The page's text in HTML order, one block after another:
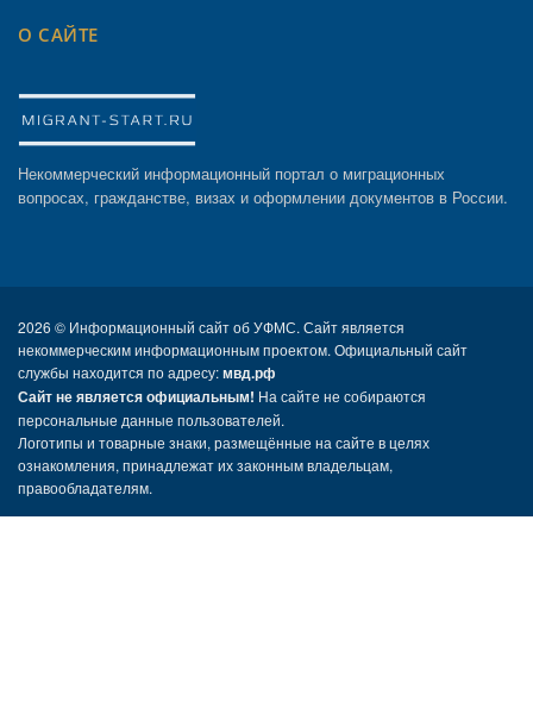
О САЙТЕ
Некоммерческий информационный портал о миграционных
вопросах, гражданстве, визах и оформлении документов в России.
2026 © Информационный сайт об УФМС. Сайт является
некоммерческим информационным проектом. Официальный сайт
службы находится по адресу:мвд.рф
Сайт не является официальным! На сайте не собираются
персональные данные пользователей.
Логотипы и товарные знаки, размещённые на сайте в целях
ознакомления, принадлежат их законным владельцам,
правообладателям.